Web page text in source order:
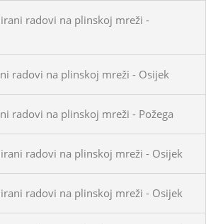
radovi na plinskoj mreži -
radovi na plinskoj mreži - Osijek
radovi na plinskoj mreži - Požega
radovi na plinskoj mreži - Osijek
radovi na plinskoj mreži - Osijek